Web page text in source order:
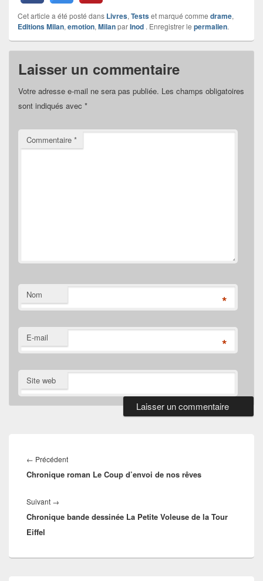
Cet article a été posté dans Livres,Testset marqué comme drame,
Editions Milan,emotion,MilanparInod . Enregistrer le permalien.
Laisser un commentaire
Votre adresse e-mail ne sera pas publiée. Les champs obligatoires
sont indiqués avec *
Commentaire *
Nom *
E-mail *
Site web
de
l’article
← PrécédentArticle
précédent :
Chronique roman Le Coup d’envoi de nos rêves
Suivant →
suivant :
Chronique bande dessinée La Petite Voleuse de la Tour
Eiffel